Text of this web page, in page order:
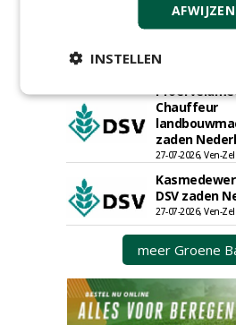
Teamleider
Ontwikkeling
groep Groen
30-07-2026
Chauffeur
zaden
27-07-2026, Ven-
DSV zaden
27-07-2026, Ven-
meer Groene
AFWIJZEN
INSTELLEN